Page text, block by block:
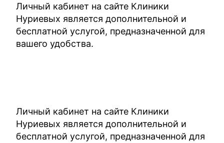
Личный кабинет на сайте Клиники
Нуриевых является дополнительной и
бесплатной услугой, предназначенной для
вашего удобства.
Личный кабинет на сайте Клиники
Нуриевых является дополнительной и
бесплатной услугой, предназначенной для